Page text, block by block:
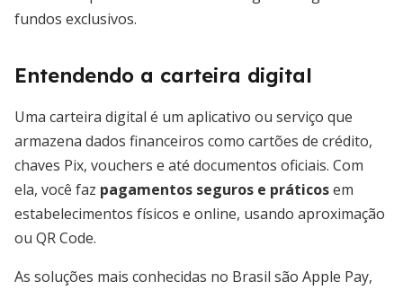
fundos exclusivos.
Entendendo a carteira digital
Uma carteira digital é um aplicativo ou serviço que
armazena dados financeiros como cartões de crédito,
chaves Pix, vouchers e até documentos oficiais. Com
ela, você faz pagamentos seguros e práticosem
estabelecimentos físicos e online, usando aproximação
ou QR Code.
As soluções mais conhecidas no Brasil são Apple Pay,